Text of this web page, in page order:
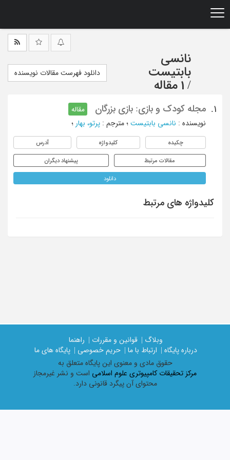
نانسی
بابتیست
/ 1 مقاله
دانلود فهرست مقالات نویسنده
1. مجله کودک و بازی: بازی بزرگان
مقاله
نویسنده : نانسی بابتیست ؛ مترجم : پرتو، بهار ؛
چکیده کلیدواژه آدرس
مقالات مرتبط پیشنهاد دیگران
دانلود
کلیدواژه های مرتبط
وبلاگ | قوانین و مقررات |
راهنما
درباره پایگاه |
ارتباط با ما | حریم خصوصی |
پایگاه های ما
حقوق مادی و معنوی اين پايگاه متعلق به
مرکز تحقیقات کامپیوتری علوم اسلامی است و نشر غیرمجاز
محتوای آن پیگرد قانونی دارد.